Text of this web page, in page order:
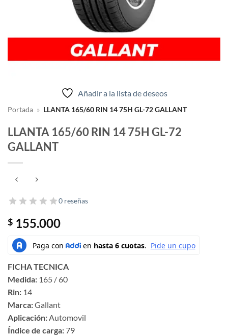
Añadir a la lista de deseos
Portada » LLANTA 165/60 RIN 14 75H GL-72 GALLANT
LLANTA 165/60 RIN 14 75H GL-72
GALLANT
0 reseñas
$ 155.000
FICHA TECNICA
Medida: 165 / 60
Rin: 14
Marca:Gallant
Aplicación:Automovil
Índice de carga: 79